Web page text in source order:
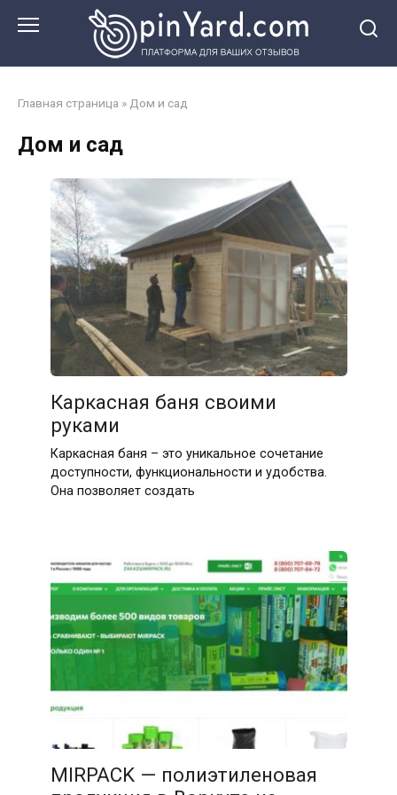
Главная страница » Дом и сад
Дом и сад
Каркасная баня своими
руками
Каркасная баня – это уникальное сочетание
доступности, функциональности и удобства.
Она позволяет создать
MIRPACK — полиэтиленовая